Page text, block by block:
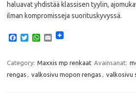
haluavat yhdistää klassisen tyylin,
ilman kompromisseja suorituskyvyssä.
e
b
o
T
t
t
e
W
t
A
E
i
Category: Maxxis mp renkaat Avainsanat:
rengas , valkosivu mopon rengas , valkosivu